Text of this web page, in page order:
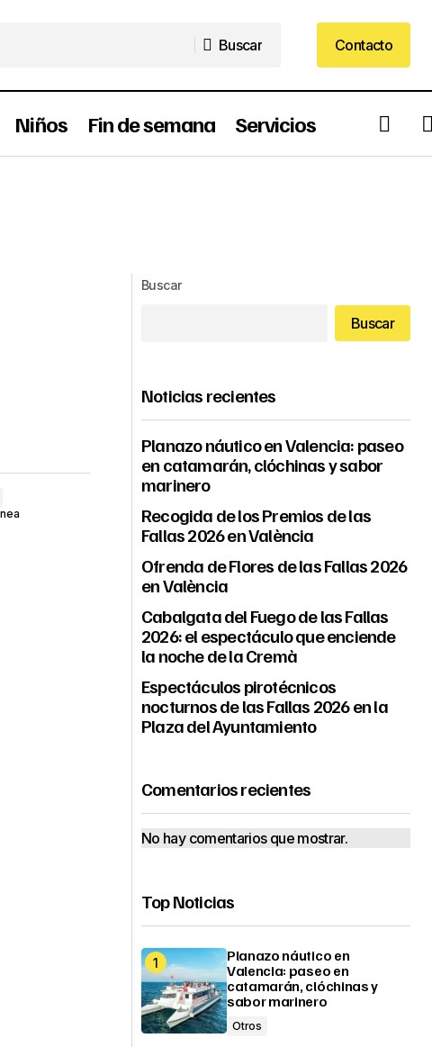
Buscar
Contacto
Contacto
Niños Fin de semana Servicios
Buscar
Buscar
Noticias recientes
Planazo náutico en Valencia: paseo
en catamarán, clóchinas y sabor
marinero
Recogida de los Premios de las
Fallas 2026 en València
Ofrenda de Flores de las Fallas 2026
en València
Cabalgata del Fuego de las Fallas
2026: el espectáculo que enciende
la noche de la Cremà
Espectáculos pirotécnicos
nocturnos de las Fallas 2026 en la
Plaza del Ayuntamiento
Comentarios recientes
No hay comentarios que mostrar.
Top Noticias
Planazo náutico en
Valencia: paseo en
catamarán, clóchinas y
sabor marinero
Otros